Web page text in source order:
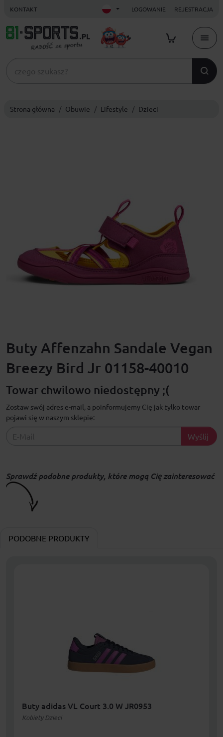
KONTAKT LOGOWANIE REJESTRACJA
Strona główna Obuwie Lifestyle Dzieci
Buty Affenzahn Sandale Vegan
Breezy Bird Jr 01158-40010
Towar chwilowo niedostępny ;(
Zostaw swój adres e-mail, a poinformujemy Cię jak tylko towar
pojawi się w naszym sklepie:
Wyślij
Sprawdź podobne produkty, które mogą Cię zainteresować
PODOBNE PRODUKTY
Buty adidas VL Court 3.0 W JR0953
Kobiety Dzieci